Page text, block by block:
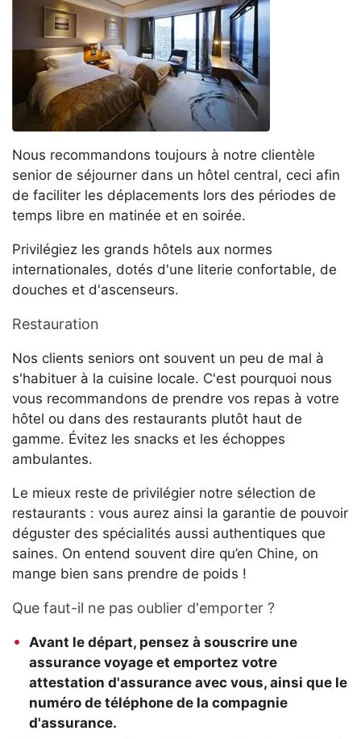
Nous recommandons toujours à notre clientèle
senior de séjourner dans un hôtel central, ceci afin
de faciliter les déplacements lors des périodes de
temps libre en matinée et en soirée.
Privilégiez les grands hôtels aux normes
internationales, dotés d'une literie confortable, de
douches et d'ascenseurs.
Restauration
Nos clients seniors ont souvent un peu de mal à
s'habituer à la cuisine locale. C'est pourquoi nous
vous recommandons de prendre vos repas à votre
hôtel ou dans des restaurants plutôt haut de
gamme. Évitez les snacks et les échoppes
ambulantes.
Le mieux reste de privilégier notre sélection de
restaurants : vous aurez ainsi la garantie de pouvoir
déguster des spécialités aussi authentiques que
saines. On entend souvent dire qu’en Chine, on
mange bien sans prendre de poids !
Que faut-il ne pas oublier d'emporter ?
Avant le départ, pensez à souscrire une
assurance voyage et emportez votre
attestation d'assurance avec vous, ainsi que le
numéro de téléphone de la compagnie
d'assurance.